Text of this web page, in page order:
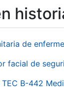
de
facial de
B-442